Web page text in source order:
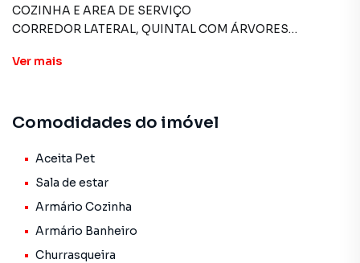
COZINHA E AREA DE SERVIÇO
CORREDOR LATERAL, QUINTAL COM ÁRVORES
2 VAGAS DE GARAGEM UMA AO LADO DA OUTRA.
IMOVEL TODO DOCUMENTADO.
Líder, em São Paulo. Não encontrou o que procurava ou
deseja mais informações sobre Casa em São Paulo? Entre
em contato com nossa equipe pelo telefone (11) 2783-
Ver mais
Comodidades do imóvel
Aceita Pet
Sala de estar
Armário Cozinha
Armário Banheiro
Churrasqueira